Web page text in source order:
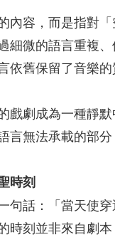
內容，而是指對
細微的語言重複
依舊保留了音樂
戲劇成為一種靜
言無法承載的部
時刻
句話：「當天使
時刻並非來自劇